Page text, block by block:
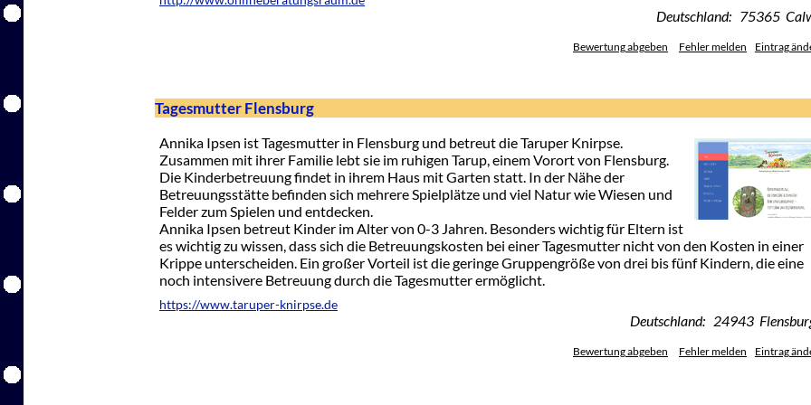
Deutschland: 75365
Bewertung abgeben Fehler melden Eintrag
Tagesmutter Flensburg
Annika Ipsen ist Tagesmutter in Flensburg und betreut die Taruper Knirpse.
Zusammen mit ihrer Familie lebt sie im ruhigen Tarup, einem Vorort von Flensburg.
Die Kinderbetreuung findet in ihrem Haus mit Garten statt. In der Nähe der
Betreuungsstätte befinden sich mehrere Spielplätze und viel Natur wie Wiesen und
Felder zum Spielen und entdecken.
Annika Ipsen betreut Kinder im Alter von 0-3 Jahren. Besonders wichtig für Eltern ist
es wichtig zu wissen, dass sich die Betreuungskosten bei einer Tagesmutter nicht von den Kosten in einer
Krippe unterscheiden. Ein großer Vorteil ist die geringe Gruppengröße von drei bis fünf Kindern, die eine
noch intensivere Betreuung durch die Tagesmutter ermöglicht.
https://www.taruper-knirpse.de
Deutschland: 24943
Bewertung abgeben Fehler melden Eintrag